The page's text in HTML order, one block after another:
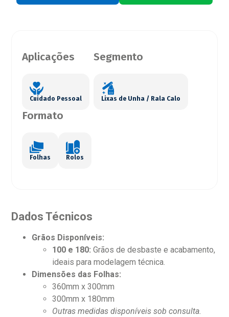
Aplicações
Cuidado Pessoal
Segmento
Lixas de Unha / Rala Calo
Formato
Folhas Rolos
Dados Técnicos
Grãos Disponíveis:
100 e 180: Grãos de desbaste e acabamento,
ideais para modelagem técnica.
Dimensões das Folhas:
360mm x 300mm
300mm x 180mm
Outras medidas disponíveis sob consulta.